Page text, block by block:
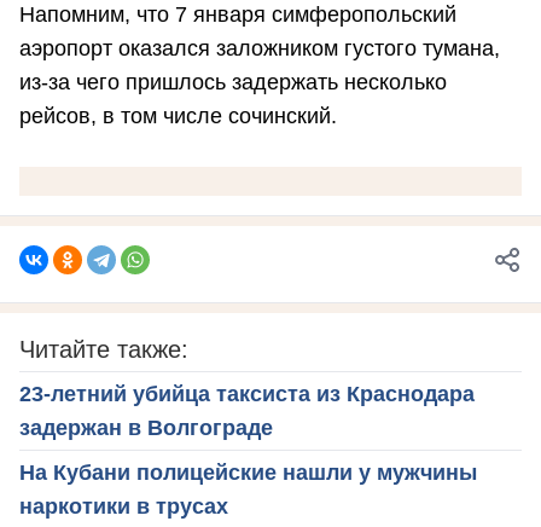
Напомним, что 7 января симферопольский
аэропорт оказался заложником густого тумана,
из-за чего пришлось задержать несколько
рейсов, в том числе сочинский.
Читайте также:
23-летний убийца таксиста из Краснодара
задержан в Волгограде
На Кубани полицейские нашли у мужчины
наркотики в трусах